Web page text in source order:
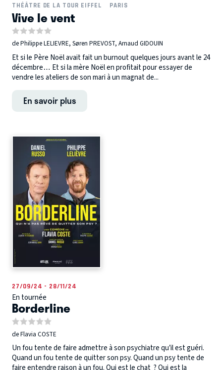
THÉÂTRE DE LA TOUR EIFFEL
PARIS
Vive le vent
de Philippe LELIEVRE, Søren PREVOST, Arnaud GIDOUIN
Et si le Père Noël avait fait un burnout quelques jours avant le 24
décembre… Et si la mère Noël en profitait pour essayer de
vendre les ateliers de son mari à un magnat de...
En savoir plus
27/09/24 - 28/11/24
En tournée
Borderline
de Flavia COSTE
Un fou tente de faire admettre à son psychiatre qu’il est guéri.
Quand un fou tente de quitter son psy. Quand un psy tente de